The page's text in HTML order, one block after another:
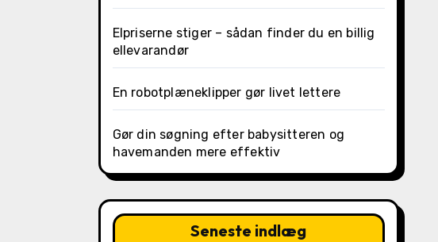
Elpriserne stiger – sådan finder du en billig
ellevarandør
En robotplæneklipper gør livet lettere
Gør din søgning efter babysitteren og
havemanden mere effektiv
Seneste indlæg